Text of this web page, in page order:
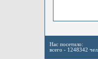
Нас посетило:
всего - 1248342 чел.